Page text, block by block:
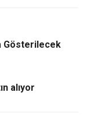
Gösterilecek
alıyor